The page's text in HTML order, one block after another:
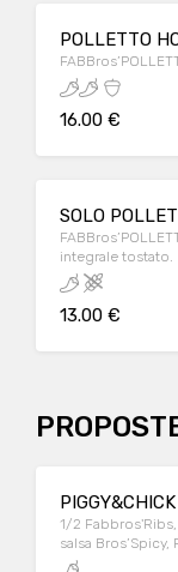
POLLETTO
16.00 €
SOLO
integrale tostato.
13.00 €
1/2
salsa Bros’Spicy,